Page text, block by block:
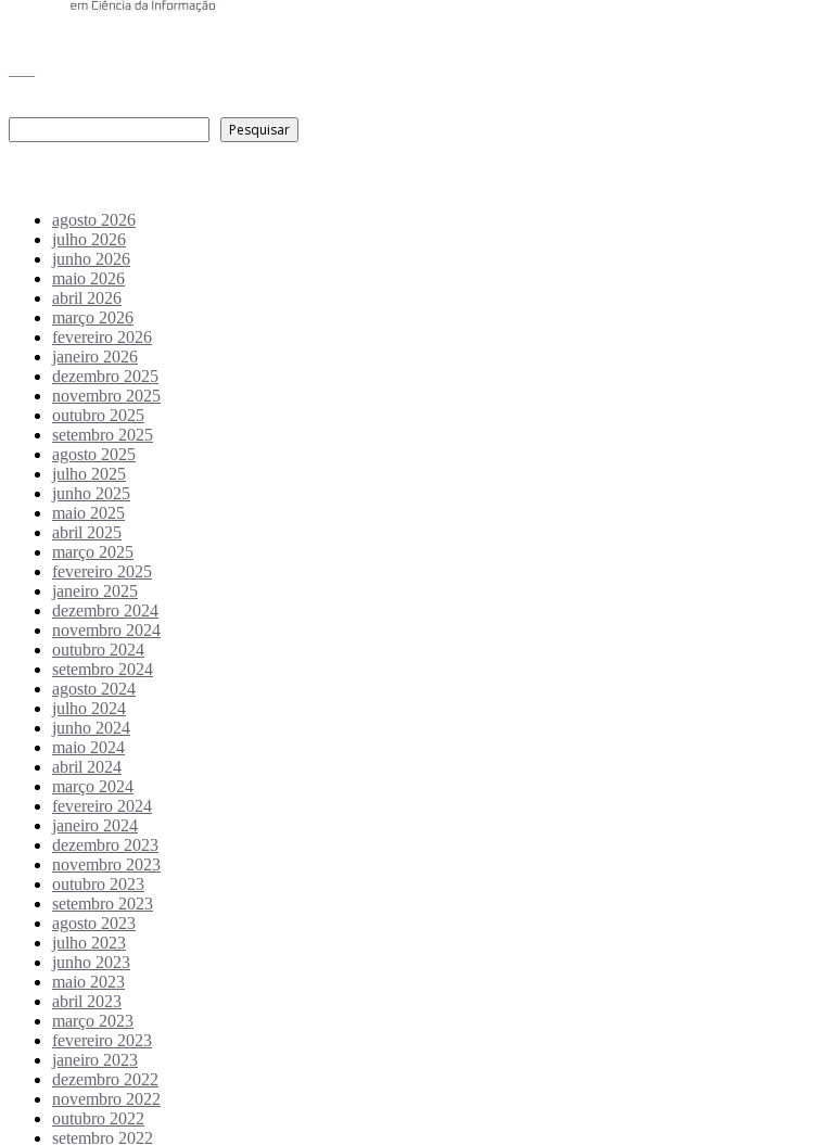
Pesquisar
agosto 2026
julho 2026
junho 2026
maio 2026
abril 2026
março 2026
fevereiro 2026
janeiro 2026
dezembro 2025
novembro 2025
outubro 2025
setembro 2025
agosto 2025
julho 2025
junho 2025
maio 2025
abril 2025
março 2025
fevereiro 2025
janeiro 2025
dezembro 2024
novembro 2024
outubro 2024
setembro 2024
agosto 2024
julho 2024
junho 2024
maio 2024
abril 2024
março 2024
fevereiro 2024
janeiro 2024
dezembro 2023
novembro 2023
outubro 2023
setembro 2023
agosto 2023
julho 2023
junho 2023
maio 2023
abril 2023
março 2023
fevereiro 2023
janeiro 2023
dezembro 2022
novembro 2022
outubro 2022
setembro 2022